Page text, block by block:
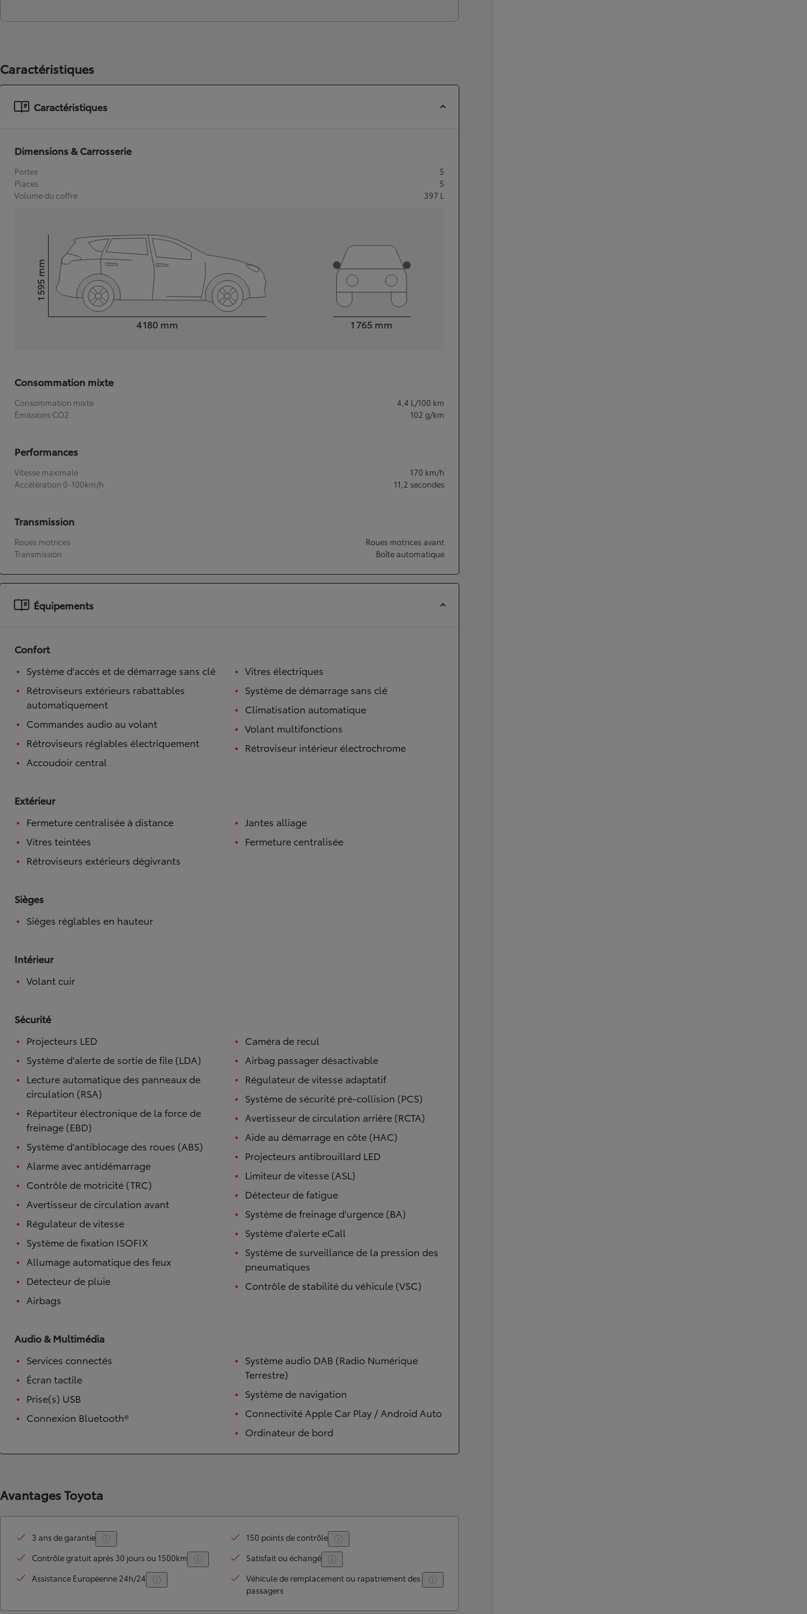
À partir de 19 700 €
Nouvelle Yaris Cross
HYBRIDE
TOYOTA C-HR
HYBRIDE OU HYBRIDE RECHARGEABLE
Caractéristiques
Caractéristiques
Dimensions & Carrosserie
Portes
5
Places
5
Volume du coffre
397 L
4 180 mm
Hauteur1 595
mm
1 765 mm
Consommation mixte
Consommation mixte 4,4 L/100 km
Émissions CO2
102 g/km
Performances
Vitesse maximale 170 km/h
Accélération 0-100km/h
11,2 secondes
Transmission
Roues motrices
Roues motrices avant
Transmission
Boîte automatique
Équipements
Confort
Système d'accès et de démarrage sans clé
Rétroviseurs extérieurs rabattables
automatiquement
Commandes audio au volant
Rétroviseurs réglables électriquement
Accoudoir central
Vitres électriques
Système de démarrage sans clé
Climatisation automatique
Volant multifonctions
Rétroviseur intérieur électrochrome
Extérieur
Fermeture centralisée à distance
Vitres teintées
Rétroviseurs extérieurs dégivrants
Jantes alliage
Fermeture centralisée
Sièges
Sièges réglables en hauteur
Intérieur
Volant cuir
Sécurité
Projecteurs LED
Système d'alerte de sortie de file (LDA)
Lecture automatique des panneaux de
circulation (RSA)
Répartiteur électronique de la force de
freinage (EBD)
Système d'antiblocage des roues (ABS)
Alarme avec antidémarrage
Contrôle de motricité (TRC)
Avertisseur de circulation avant
Régulateur de vitesse
Système de fixation ISOFIX
Allumage automatique des feux
Détecteur de pluie
Airbags
Caméra de recul
Airbag passager désactivable
Régulateur de vitesse adaptatif
Système de sécurité pré-collision (PCS)
Avertisseur de circulation arrière (RCTA)
Aide au démarrage en côte (HAC)
Projecteurs antibrouillard LED
Limiteur de vitesse (ASL)
Détecteur de fatigue
Système de freinage d'urgence (BA)
Système d'alerte eCall
Système de surveillance de la pression des
pneumatiques
Contrôle de stabilité du véhicule (VSC)
Audio & Multimédia
Services connectés
Écran tactile
Prise(s) USB
Connexion Bluetooth®
Système audio DAB (Radio Numérique
Terrestre)
Système de navigation
Connectivité Apple Car Play / Android Auto
Ordinateur de bord
Avantages Toyota
3 ans de garantie
150 points de contrôle
Contrôle gratuit après 30 jours ou 1500km
Satisfait ou échangé
Assistance Européenne 24h/24
Véhicule de remplacement ou rapatriement des
passagers